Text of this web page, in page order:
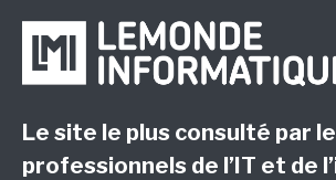
Le site le plus consulté par
professionnels de l’IT et de